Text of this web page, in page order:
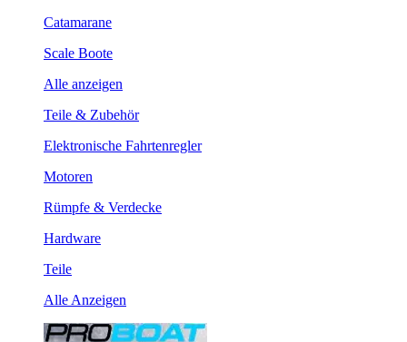
Catamarane
Scale Boote
Alle anzeigen
Teile & Zubehör
Elektronische Fahrtenregler
Motoren
Rümpfe & Verdecke
Hardware
Teile
Alle Anzeigen